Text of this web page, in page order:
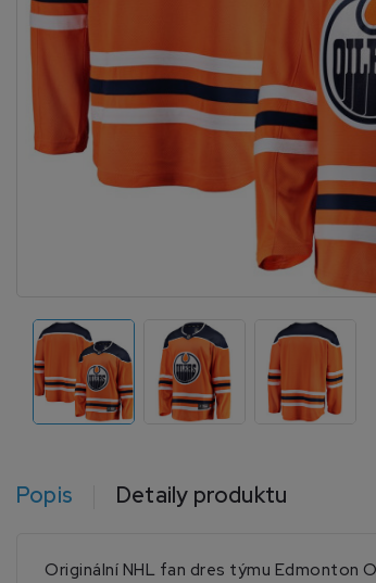
Popis Detaily produktu
Originální NHL fan dres týmu Edmonton